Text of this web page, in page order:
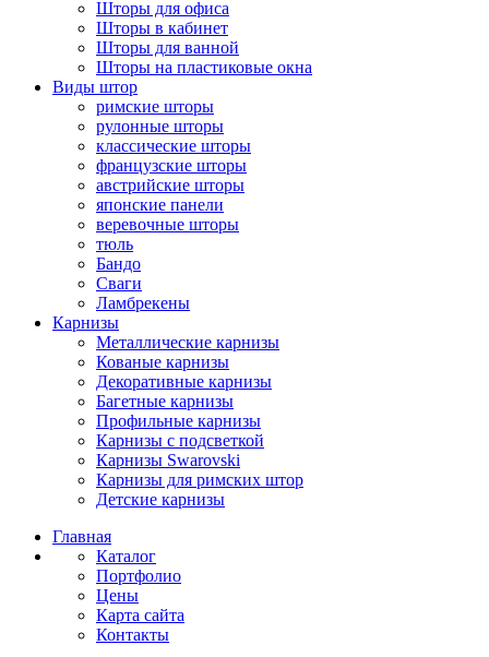
Шторы для офиса
Шторы в кабинет
Шторы для ванной
Шторы на пластиковые окна
Виды штор
римские шторы
рулонные шторы
классические шторы
французские шторы
австрийские шторы
японские панели
веревочные шторы
тюль
Бандо
Сваги
Ламбрекены
Карнизы
Металлические карнизы
Кованые карнизы
Декоративные карнизы
Багетные карнизы
Профильные карнизы
Карнизы с подсветкой
Карнизы Swarovski
Карнизы для римских штор
Детские карнизы
Главная
Каталог
Портфолио
Цены
Карта сайта
Контакты